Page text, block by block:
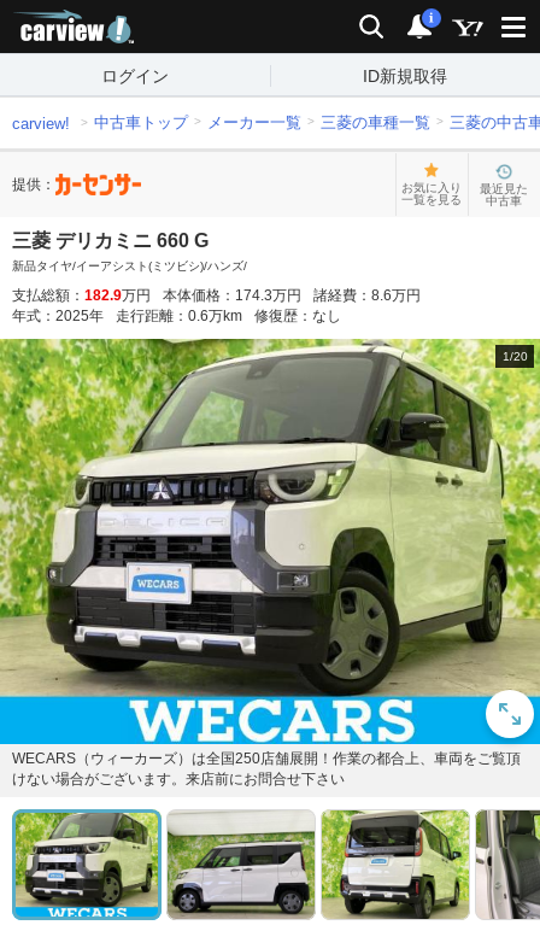
検索 通知
i
ログイン ID新規取得
carview! 中古車トップ メーカー一覧 三菱の車種一覧 三菱の中古
提供：
お気に入り
一覧を見る
最近見た
中古車
三菱 デリカミニ 660 G
新品タイヤ/イーアシスト(ミツビシ)/ハンズ/
支払総額： 182.9万円 本体価格： 174.3万円 諸経費： 8.6万円
年式： 2025年 走行距離： 0.6万km 修復歴： なし
1/20
WECARS（ウィーカーズ）は全国250店舗展開！作業の都合上、車両をご覧頂
けない場合がございます。来店前にお問合せ下さい